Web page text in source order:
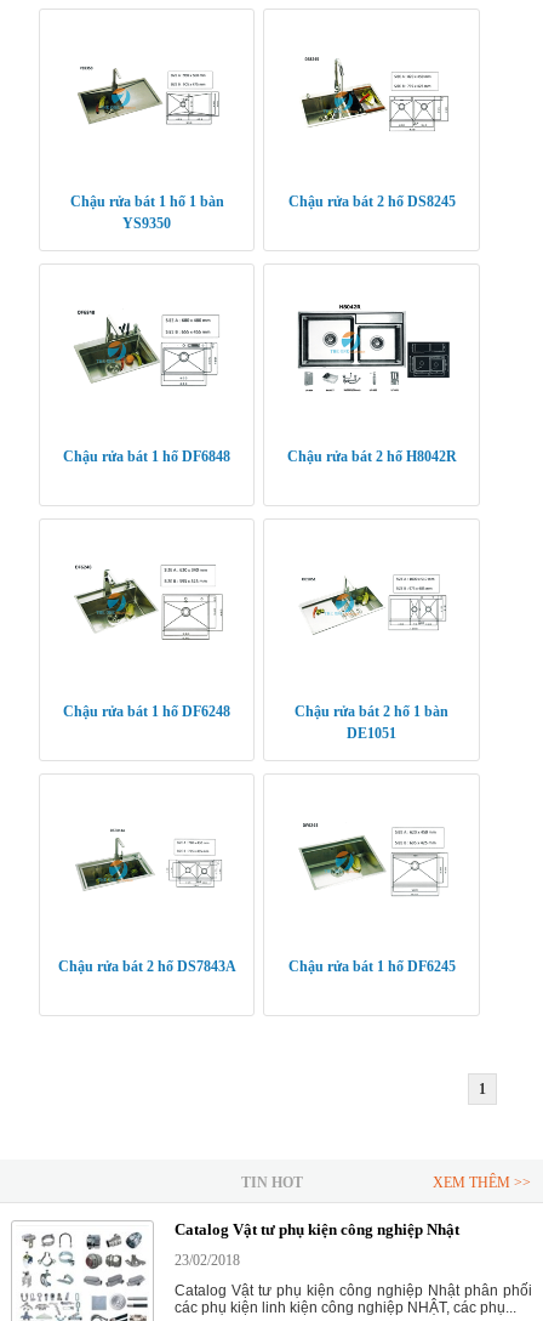
Chậu rửa bát 1 hố 1 bàn
YS9350
Chậu rửa bát 2 hố DS8245
Chậu rửa bát 1 hố DF6848 Chậu rửa bát 2 hố H8042R
Chậu rửa bát 1 hố DF6248
Chậu rửa bát 2 hố 1 bàn
DE1051
Chậu rửa bát 2 hố DS7843A Chậu rửa bát 1 hố DF6245
1
TIN HOT XEM THÊM >>
Catalog Vật tư phụ kiện công nghiệp Nhật
23/02/2018
Catalog Vật tư phụ kiện công nghiệp Nhật phân phối
các phụ kiện linh kiện công nghiệp NHẬT, các phụ...